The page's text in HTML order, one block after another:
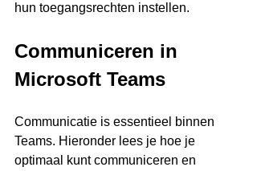
hun toegangsrechten instellen.
Communiceren in
Microsoft Teams
Communicatie is essentieel binnen
Teams. Hieronder lees je hoe je
optimaal kunt communiceren en